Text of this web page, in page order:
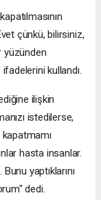
çünkü, bilirsiniz,
yüzünden
kullandı.
ilişkin
istedilerse,
hasta insanlar.
yaptıklarını
dedi.